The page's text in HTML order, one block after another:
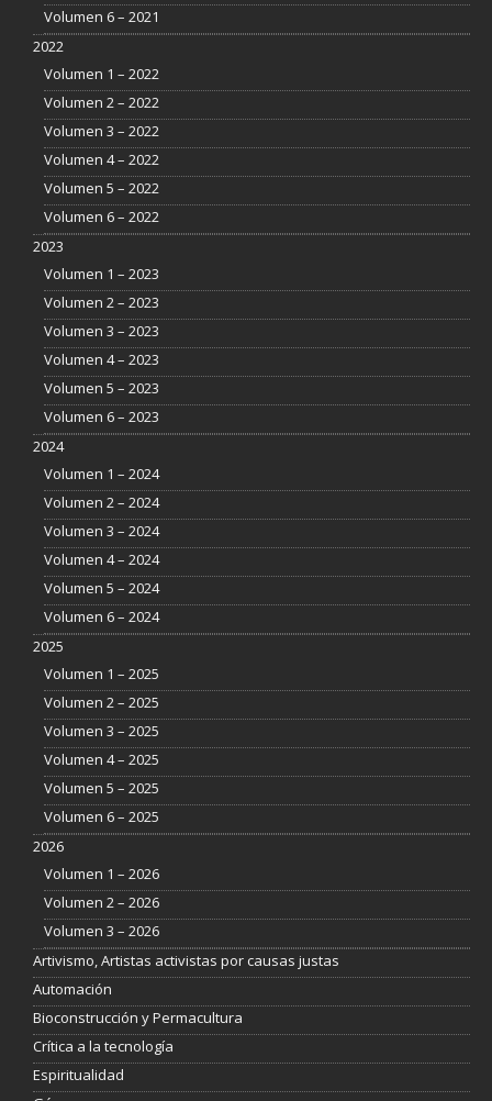
Volumen 6 – 2021
2022
Volumen 1 – 2022
Volumen 2 – 2022
Volumen 3 – 2022
Volumen 4 – 2022
Volumen 5 – 2022
Volumen 6 – 2022
2023
Volumen 1 – 2023
Volumen 2 – 2023
Volumen 3 – 2023
Volumen 4 – 2023
Volumen 5 – 2023
Volumen 6 – 2023
2024
Volumen 1 – 2024
Volumen 2 – 2024
Volumen 3 – 2024
Volumen 4 – 2024
Volumen 5 – 2024
Volumen 6 – 2024
2025
Volumen 1 – 2025
Volumen 2 – 2025
Volumen 3 – 2025
Volumen 4 – 2025
Volumen 5 – 2025
Volumen 6 – 2025
2026
Volumen 1 – 2026
Volumen 2 – 2026
Volumen 3 – 2026
Artivismo, Artistas activistas por causas justas
Automación
Bioconstrucción y Permacultura
Crítica a la tecnología
Espiritualidad